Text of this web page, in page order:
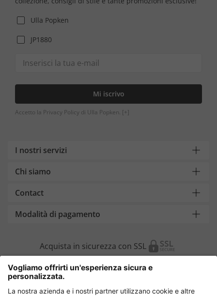
Ulla Popken
JP1880
Mi iscrivo
Accetto la Privacy Policy di Ulla Popken. [+]
I nostri servizi
Chi siamo
Contact
Modalità di pagamento
Acquista in sicurezza con SSL
Cambia Paese